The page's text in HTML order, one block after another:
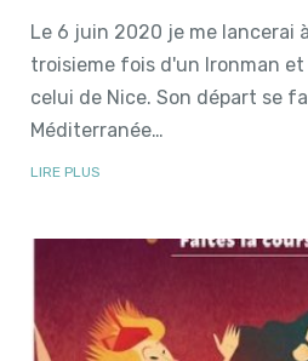
Le 6 juin 2020 je me lancerai
troisieme fois d'un Ironman
celui de Nice. Son départ se
Méditerranée…
LIRE PLUS